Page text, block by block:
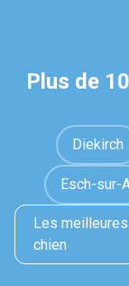
Plus de
Diekirch
Esch-sur-
Les
chien